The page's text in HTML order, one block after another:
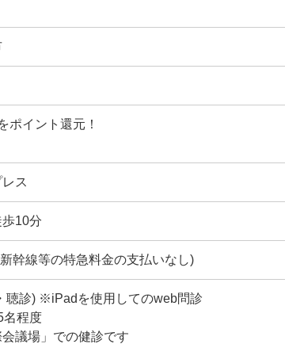
ポイント還元！
ス
10分
幹線等の特急料金の支払いなし)
聴診) ※iPadを使用してのweb問診
程度
議場」での健診です